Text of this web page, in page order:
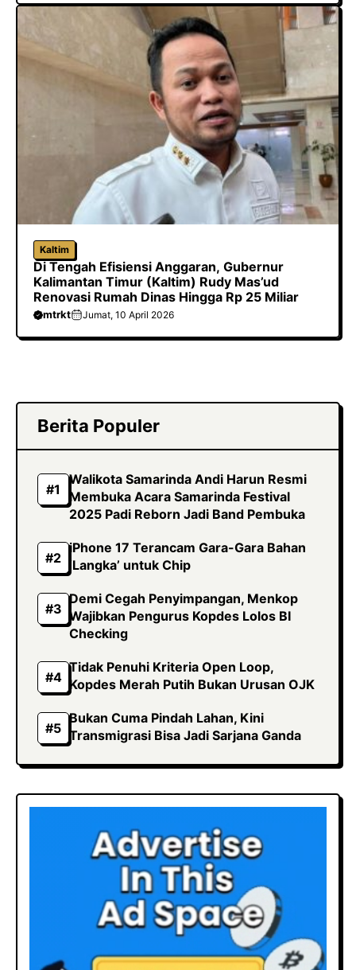
Kaltim
Di Tengah Efisiensi Anggaran, Gubernur
Kalimantan Timur (Kaltim) Rudy Mas’ud
Renovasi Rumah Dinas Hingga Rp 25 Miliar
mtrkt Jumat, 10 April 2026
Berita Populer
Walikota Samarinda Andi Harun Resmi
Membuka Acara Samarinda Festival
2025 Padi Reborn Jadi Band Pembuka
iPhone 17 Terancam Gara-Gara Bahan
‘Langka’ untuk Chip
Demi Cegah Penyimpangan, Menkop
Wajibkan Pengurus Kopdes Lolos BI
Checking
Tidak Penuhi Kriteria Open Loop,
Kopdes Merah Putih Bukan Urusan OJK
Bukan Cuma Pindah Lahan, Kini
Transmigrasi Bisa Jadi Sarjana Ganda